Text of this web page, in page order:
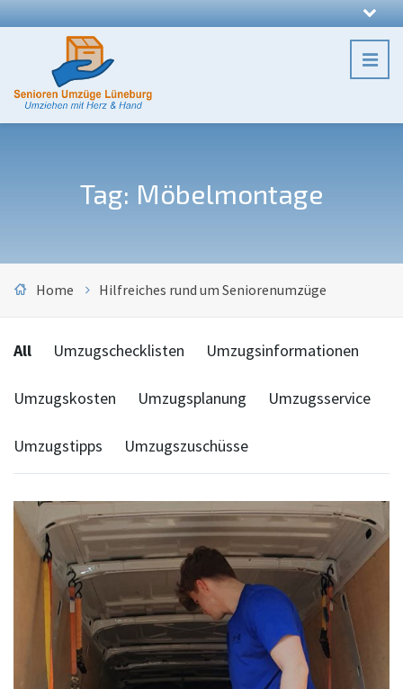
Tag: Möbelmontage
Home Hilfreiches rund um Seniorenumzüge
All Umzugschecklisten Umzugsinformationen
Umzugskosten Umzugsplanung Umzugsservice
Umzugstipps Umzugszuschüsse